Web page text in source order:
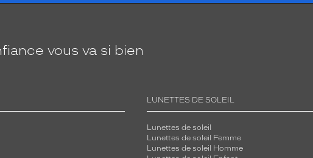
vous va si bien
LUNETTES DE SOLEIL
Lunettes de soleil
Lunettes de soleil Femme
Lunettes de soleil Homme